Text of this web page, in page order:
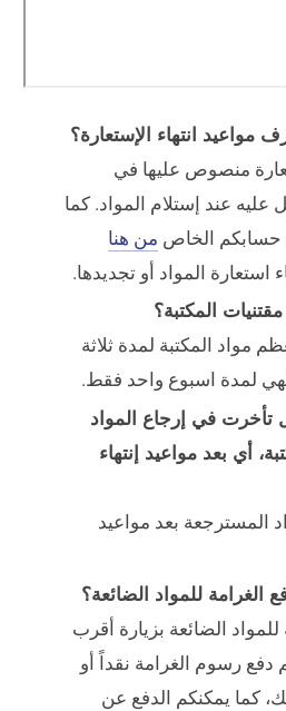
مواعيد انتهاء الإستعارة؟
منصوص عليها في
عليه عند إستلام المواد. كما
حسابكم الخاص من هنا
استعارة المواد أو تجديدها.
المكتبة؟
مواد المكتبة لمدة ثلاثة
فهي لمدة اسبوع واحد فقط.
في إرجاع المواد
أي بعد مواعيد إنتهاء
المسترجعة بعد مواعيد
الغرامة للمواد الضائعة؟
الضائعة بزيارة أقرب
دفع رسوم الغرامة نقداً أو
كما يمكنكم الدفع عن